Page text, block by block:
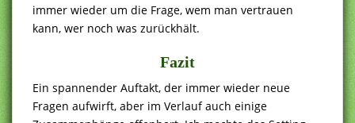
immer wieder um die Frage, wem man vertrauen
kann, wer noch was zurückhält.
Fazit
Ein spannender Auftakt, der immer wieder neue
Fragen aufwirft, aber im Verlauf auch einige